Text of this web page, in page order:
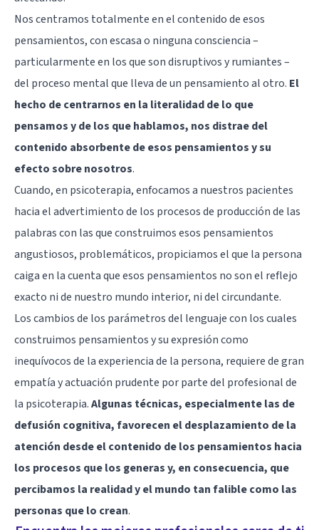
Nos centramos totalmente en el contenido de esos
pensamientos, con escasa o ninguna consciencia –
particularmente en los que son disruptivos y rumiantes –
del proceso mental que lleva de un pensamiento al otro. El
hecho de centrarnos en la literalidad de lo que
pensamos y de los que hablamos, nos distrae del
contenido absorbente de esos pensamientos y su
efecto sobre nosotros.
Cuando, en psicoterapia, enfocamos a nuestros pacientes
hacia el advertimiento de los procesos de producción de las
palabras con las que construimos esos pensamientos
angustiosos, problemáticos, propiciamos el que la persona
caiga en la cuenta que esos pensamientos no son el reflejo
exacto ni de nuestro mundo interior, ni del circundante.
Los cambios de los parámetros del lenguaje con los cuales
construimos pensamientos y su expresión como
inequívocos de la experiencia de la persona, requiere de gran
empatía y actuación prudente por parte del profesional de
la psicoterapia.Algunas técnicas, especialmente las de
defusión cognitiva, favorecen el desplazamiento de la
atención desde el contenido de los pensamientos hacia
los procesos que los generas y, en consecuencia, que
percibamos la realidad y el mundo tan falible como las
personas que lo crean.